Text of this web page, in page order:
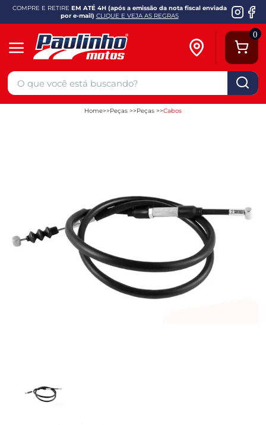
COMPRE E RETIRE EM ATÉ 4H (após a emissão da nota fiscal enviada
por e-mail) CLIQUE E VEJA AS REGRAS
0
Home Peças Peças Cabos